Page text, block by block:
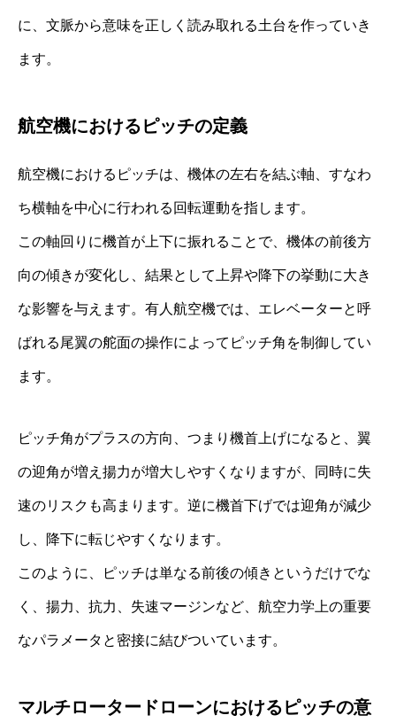
に、文脈から意味を正しく読み取れる土台を作っていき
ます。
航空機におけるピッチの定義
航空機におけるピッチは、機体の左右を結ぶ軸、すなわ
ち横軸を中心に行われる回転運動を指します。
この軸回りに機首が上下に振れることで、機体の前後方
向の傾きが変化し、結果として上昇や降下の挙動に大き
な影響を与えます。有人航空機では、エレベーターと呼
ばれる尾翼の舵面の操作によってピッチ角を制御してい
ます。
ピッチ角がプラスの方向、つまり機首上げになると、翼
の迎角が増え揚力が増大しやすくなりますが、同時に失
速のリスクも高まります。逆に機首下げでは迎角が減少
し、降下に転じやすくなります。
このように、ピッチは単なる前後の傾きというだけでな
く、揚力、抗力、失速マージンなど、航空力学上の重要
なパラメータと密接に結びついています。
マルチロータードローンにおけるピッチの意